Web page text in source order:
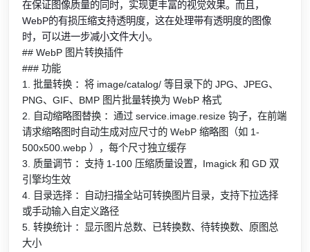
在保证图像质量的同时，实现更丰富的视觉效果。而且，
WebP的有损压缩支持透明度，这在处理带有透明度的图像
时，可以进一步减小文件大小。
## WebP 图片转换插件
### 功能
1. 批量转换 ：将 image/catalog/ 等目录下的 JPG、JPEG、
PNG、GIF、BMP 图片批量转换为 WebP 格式
2. 自动缩略图替换 ：通过 service.image.resize 钩子，在前端
请求缩略图时自动生成对应尺寸的 WebP 缩略图（如 1-
500x500.webp ），每个尺寸独立缓存
3. 质量调节 ：支持 1-100 压缩质量设置，Imagick 和 GD 双
引擎均生效
4. 目录选择 ：自动扫描全站可转换图片目录，支持下拉选择
或手动输入自定义路径
5. 转换统计 ：显示图片总数、已转换数、待转换数、原图总
大小